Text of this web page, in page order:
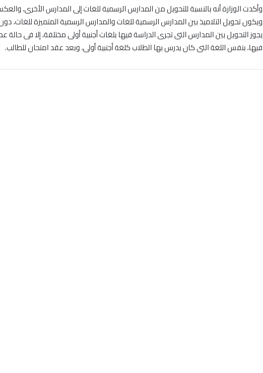
وأكدت الوزارة أنه بالنسبة للتحويل من المدارس الرسمية للغات إلى المدارس الأخرى،
ويكون تحويل التلاميذ بين المدارس الرسمية للغات والمدارس الرسمية المتميزة
يجوز التحويل بين المدارس التى تجرى الدراسة فيها بلغات أجنبية أولى مختلفة، إلا فى
فيها، بنفس اللغة التى كان يدرس بها الطلاب كلغة أجنبية أولى، وبعد عقد امتحان للطالب.